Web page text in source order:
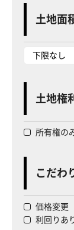
土地面
土地権
所有権の
こだわ
価格変更
利回りあ